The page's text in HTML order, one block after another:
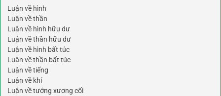
Luận về hình
Luận về thần
Luận về hình hữu dư
Luận về thần hữu dư
Luận về hình bất túc
Luận về thần bất túc
Luận về tiếng
Luận về khí
Luận về tướng xương cối